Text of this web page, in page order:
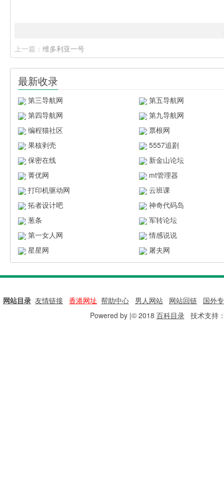
上一篇： 维多利亚一号
最新收录
第三导航网
第五导航网
第四导航网
第九导航网
编程猫社区
票根网
果核剥壳
5557追剧
保密在线
新金山论坛
菁优网
mt管理器
打印机驱动网
云班课
拓者设计吧
神奇代码岛
葱条
军转论坛
第一女人网
情感说说
星星网
屠夫网
网站目录 友情链接 香港网址 帮助中心 男人网站 网站回链
国外
Powered by |© 2018 百科目录技术支持